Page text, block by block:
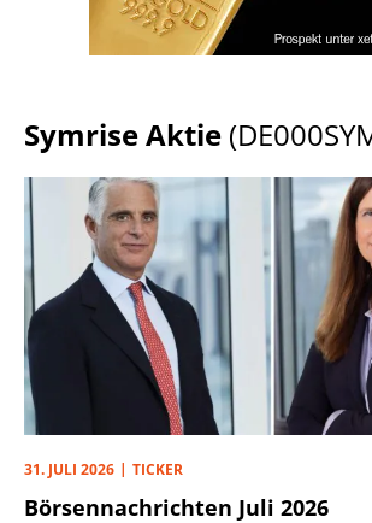
Symrise Aktie
31. JULI 2026 TICKER
Börsennachrichten Juli 2026